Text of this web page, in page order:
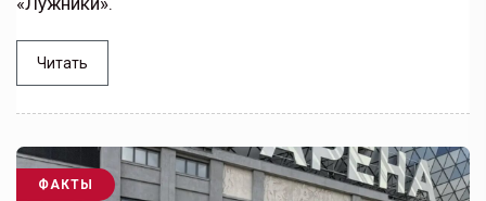
Читать
ФАКТЫ